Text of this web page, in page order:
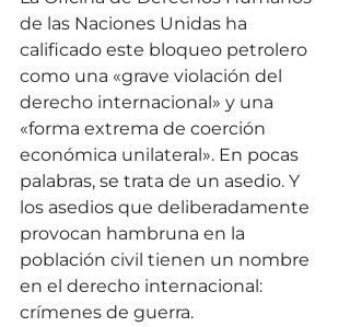
de las Naciones Unidas ha
calificado este bloqueo petrolero
como una «grave violación del
derecho internacional» y una
«forma extrema de coerción
económica unilateral». En pocas
palabras, se trata de un asedio. Y
los asedios que deliberadamente
provocan hambruna en la
población civil tienen un nombre
en el derecho internacional:
crímenes de guerra.